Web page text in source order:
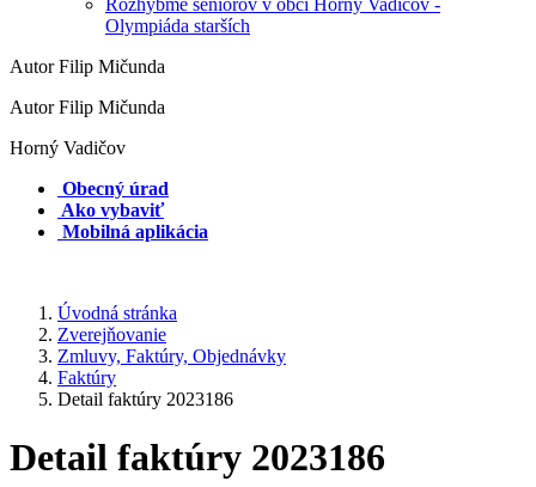
Rozhýbme seniorov v obci Horný Vadičov -
Olympiáda starších
Autor Filip Mičunda
Autor Filip Mičunda
Horný Vadičov
Obecný úrad
Ako vybaviť
Mobilná aplikácia
Úvodná stránka
Zverejňovanie
Zmluvy, Faktúry, Objednávky
Faktúry
Detail faktúry 2023186
Detail faktúry 2023186